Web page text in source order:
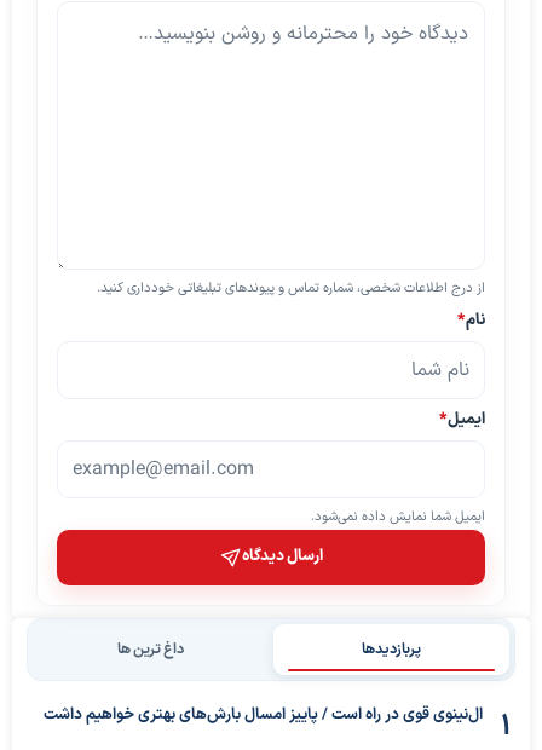
از درج اطلاعات شخصی، شماره تماس و پیوندهای تبلیغاتی خودداری کنید.
نام*
ایمیل*
ایمیل شما نمایش داده نمی‌شود.
ارسال دیدگاه
پربازدیدها داغ ترین ها
ال‌نینوی قوی در راه است / پاییز امسال بارش‌های بهتری خواهیم داشت